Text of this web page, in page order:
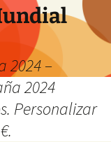
2024 –
2024
Personalizar